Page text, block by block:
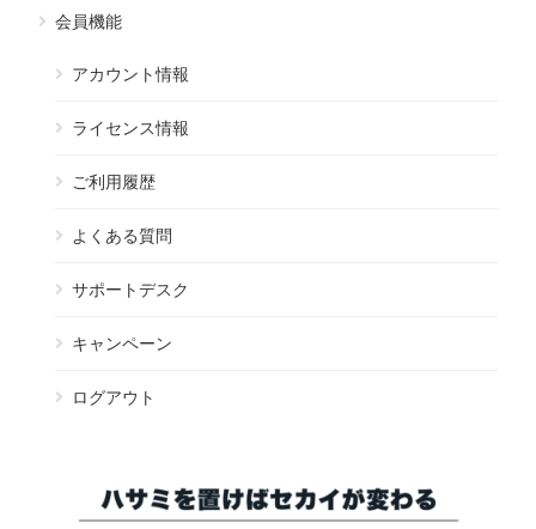
会員機能
アカウント情報
ライセンス情報
ご利用履歴
よくある質問
サポートデスク
キャンペーン
ログアウト